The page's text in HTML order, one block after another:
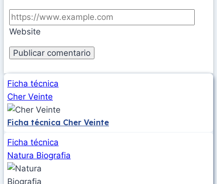
Website
Ficha técnica
Cher Veinte
Ficha técnica Cher Veinte
Ficha técnica
Natura Biografia